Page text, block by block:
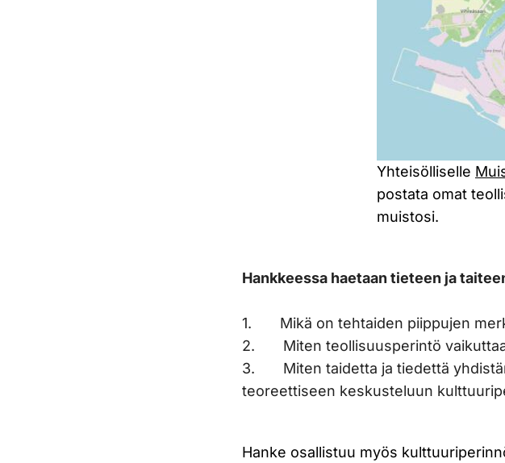
Yhteisölliselle
postata omat
muistosi.
Hankkeessa haetaan tieteen ja
1. Mikä on tehtaiden piippujen
2. Miten teollisuusperintö vaikuttaa
3. Miten taidetta ja tiedettä
teoreettiseen keskusteluun
Hanke osallistuu myös